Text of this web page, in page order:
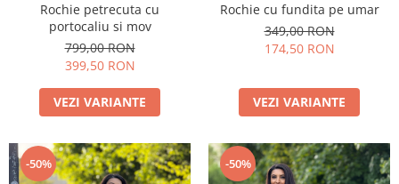
Rochie petrecuta cu
portocaliu si mov
799,00 RON
399,50 RON
VEZI VARIANTE
Rochie cu fundita pe umar
349,00 RON
174,50 RON
VEZI VARIANTE
-50% -50%